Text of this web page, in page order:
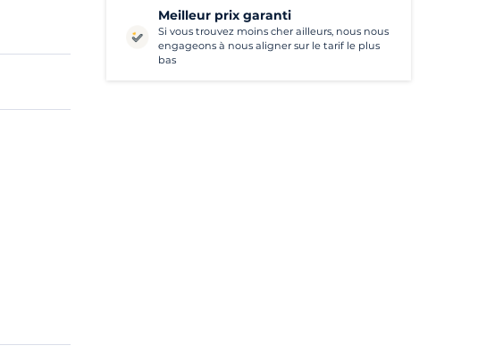
Meilleur prix garanti
Si vous trouvez moins cher ailleurs, nous nous
engageons à nous aligner sur le tarif le plus
bas